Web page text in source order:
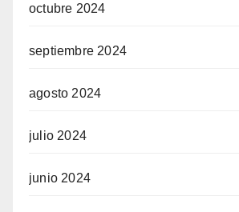
octubre 2024
septiembre 2024
agosto 2024
julio 2024
junio 2024